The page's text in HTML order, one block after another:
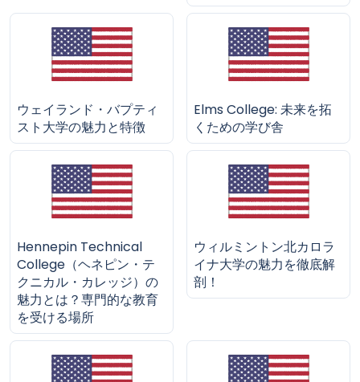
ウェイランド・バプティ
スト大学の魅力と特徴
Elms College: 未来を拓
くための学び舎
Hennepin Technical
College（ヘネピン・テ
クニカル・カレッジ）の
魅力とは？専門的な教育
を受ける場所
ウィルミントン北カロラ
イナ大学の魅力を徹底解
剖！